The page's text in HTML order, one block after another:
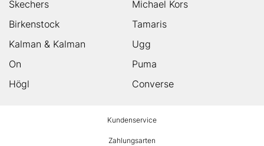
Skechers
Michael Kors
Birkenstock
Tamaris
Kalman & Kalman
Ugg
On
Puma
Högl
Converse
Kundenservice
Zahlungsarten